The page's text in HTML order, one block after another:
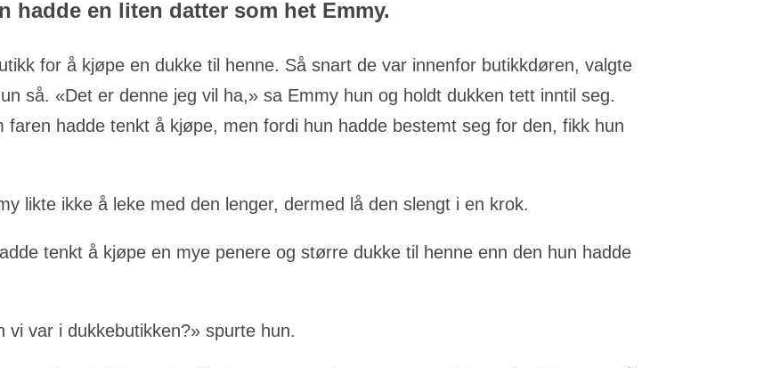
hadde en liten datter som het Emmy.
for å kjøpe en dukke til henne. Så snart de var innenfor butikkdøren, valgte
så. «Det er denne jeg vil ha,» sa Emmy hun og holdt dukken tett inntil seg.
hadde tenkt å kjøpe, men fordi hun hadde bestemt seg for den, fikk hun
likte ikke å leke med den lenger, dermed lå den slengt i en krok.
tenkt å kjøpe en mye penere og større dukke til henne enn den hun hadde
vi var i dukkebutikken?» spurte hun.